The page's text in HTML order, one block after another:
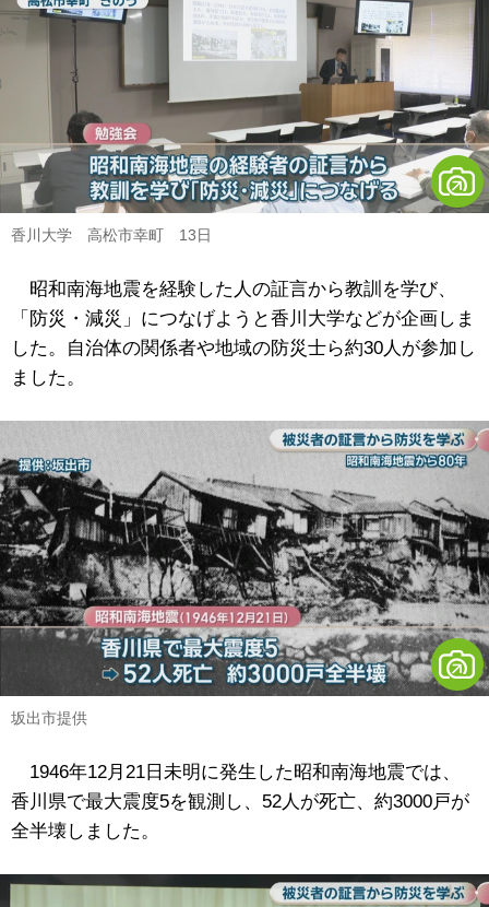
香川大学 高松市幸町 13日
昭和南海地震を経験した人の証言から教訓を学び、
「防災・減災」につなげようと香川大学などが企画しま
した。自治体の関係者や地域の防災士ら約30人が参加し
ました。
坂出市提供
1946年12月21日未明に発生した昭和南海地震では、
香川県で最大震度5を観測し、52人が死亡、約3000戸が
全半壊しました。